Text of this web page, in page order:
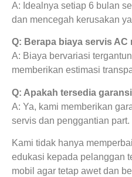
A: Idealnya setiap 6 bulan
dan mencegah kerusakan
Q: Berapa biaya servis AC
A: Biaya bervariasi
memberikan estimasi
Q: Apakah tersedia
A: Ya, kami memberikan
servis dan penggantian part.
Kami tidak hanya
edukasi kepada pelanggan
mobil agar tetap awet dan